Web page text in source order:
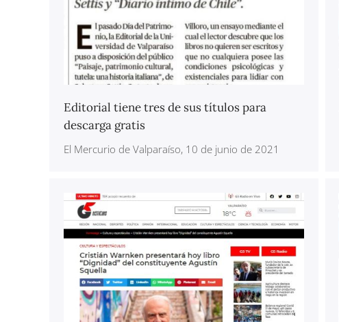
Editorial tiene tres de sus títulos para
descarga gratis
El Mercurio de Valparaíso, 10 de junio de 2021